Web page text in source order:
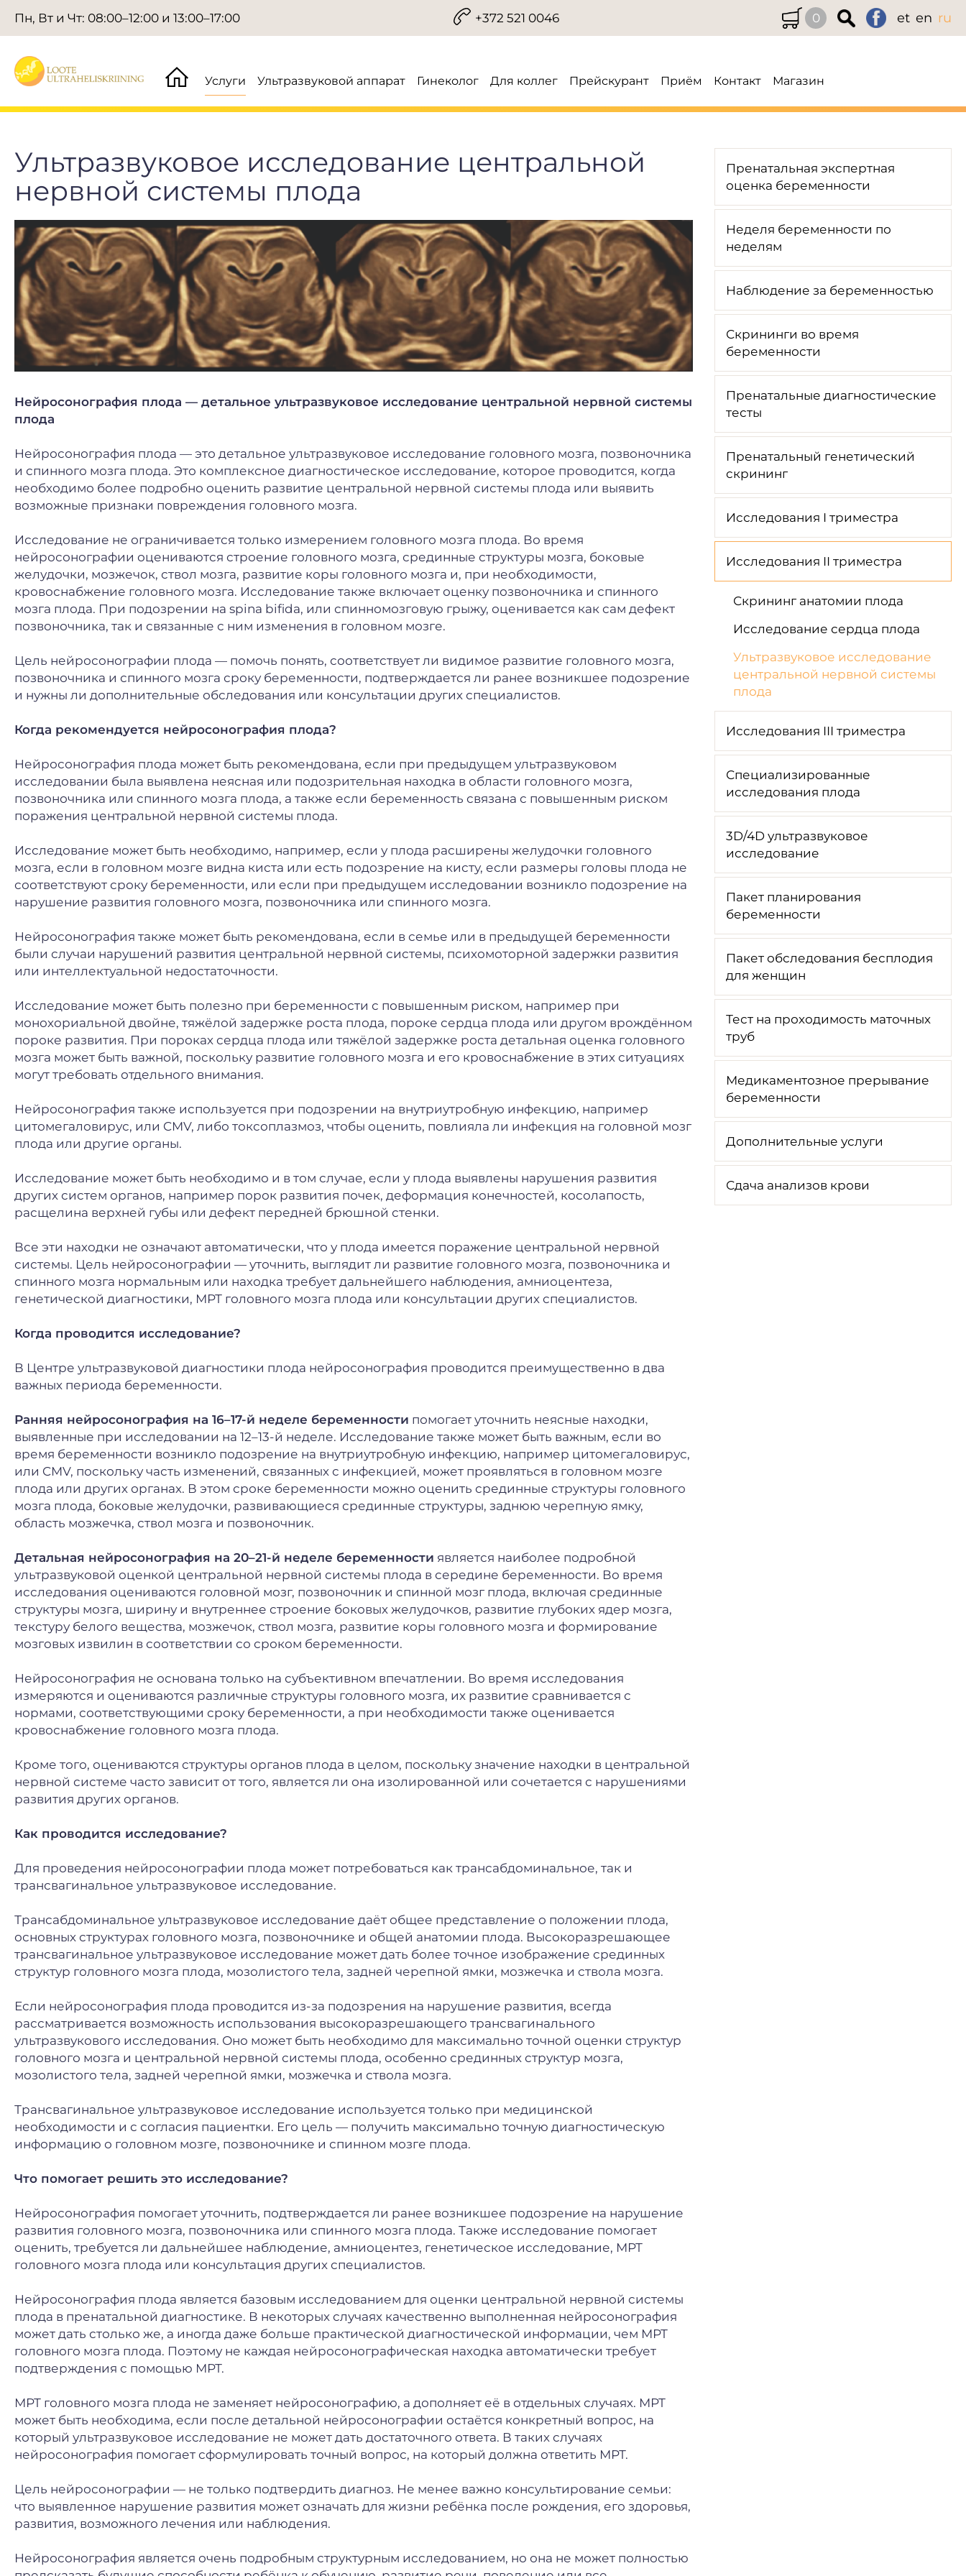
Пн, Вт и Чт: 08:00–12:00 и 13:00–17:00 +372 521 0046 0 et en ru
Услуги Ультразвуковой аппарат Гинеколог Для коллег Прейскурант Приём Контакт Магазин
Ультразвуковое исследование центральной
нервной системы плода
Нейросонография плода — детальное ультразвуковое исследование центральной нервной системы
плода
Нейросонография плода — это детальное ультразвуковое исследование головного мозга, позвоночника
и спинного мозга плода. Это комплексное диагностическое исследование, которое проводится, когда
необходимо более подробно оценить развитие центральной нервной системы плода или выявить
возможные признаки повреждения головного мозга.
Исследование не ограничивается только измерением головного мозга плода. Во время
нейросонографии оцениваются строение головного мозга, срединные структуры мозга, боковые
желудочки, мозжечок, ствол мозга, развитие коры головного мозга и, при необходимости,
кровоснабжение головного мозга. Исследование также включает оценку позвоночника и спинного
мозга плода. При подозрении на spina bifida, или спинномозговую грыжу, оценивается как сам дефект
позвоночника, так и связанные с ним изменения в головном мозге.
Цель нейросонографии плода — помочь понять, соответствует ли видимое развитие головного мозга,
позвоночника и спинного мозга сроку беременности, подтверждается ли ранее возникшее подозрение
и нужны ли дополнительные обследования или консультации других специалистов.
Когда рекомендуется нейросонография плода?
Нейросонография плода может быть рекомендована, если при предыдущем ультразвуковом
исследовании была выявлена неясная или подозрительная находка в области головного мозга,
позвоночника или спинного мозга плода, а также если беременность связана с повышенным риском
поражения центральной нервной системы плода.
Исследование может быть необходимо, например, если у плода расширены желудочки головного
мозга, если в головном мозге видна киста или есть подозрение на кисту, если размеры головы плода не
соответствуют сроку беременности, или если при предыдущем исследовании возникло подозрение на
нарушение развития головного мозга, позвоночника или спинного мозга.
Нейросонография также может быть рекомендована, если в семье или в предыдущей беременности
были случаи нарушений развития центральной нервной системы, психомоторной задержки развития
или интеллектуальной недостаточности.
Исследование может быть полезно при беременности с повышенным риском, например при
монохориальной двойне, тяжёлой задержке роста плода, пороке сердца плода или другом врождённом
пороке развития. При пороках сердца плода или тяжёлой задержке роста детальная оценка головного
мозга может быть важной, поскольку развитие головного мозга и его кровоснабжение в этих ситуациях
могут требовать отдельного внимания.
Нейросонография также используется при подозрении на внутриутробную инфекцию, например
цитомегаловирус, или CMV, либо токсоплазмоз, чтобы оценить, повлияла ли инфекция на головной мозг
плода или другие органы.
Исследование может быть необходимо и в том случае, если у плода выявлены нарушения развития
других систем органов, например порок развития почек, деформация конечностей, косолапость,
расщелина верхней губы или дефект передней брюшной стенки.
Все эти находки не означают автоматически, что у плода имеется поражение центральной нервной
системы. Цель нейросонографии — уточнить, выглядит ли развитие головного мозга, позвоночника и
спинного мозга нормальным или находка требует дальнейшего наблюдения, амниоцентеза,
генетической диагностики, МРТ головного мозга плода или консультации других специалистов.
Когда проводится исследование?
В Центре ультразвуковой диагностики плода нейросонография проводится преимущественно в два
важных периода беременности.
Ранняя нейросонография на 16–17-й неделе беременности помогает уточнить неясные находки,
выявленные при исследовании на 12–13-й неделе. Исследование также может быть важным, если во
время беременности возникло подозрение на внутриутробную инфекцию, например цитомегаловирус,
или CMV, поскольку часть изменений, связанных с инфекцией, может проявляться в головном мозге
плода или других органах. В этом сроке беременности можно оценить срединные структуры головного
мозга плода, боковые желудочки, развивающиеся срединные структуры, заднюю черепную ямку,
область мозжечка, ствол мозга и позвоночник.
Детальная нейросонография на 20–21-й неделе беременности является наиболее подробной
ультразвуковой оценкой центральной нервной системы плода в середине беременности. Во время
исследования оцениваются головной мозг, позвоночник и спинной мозг плода, включая срединные
структуры мозга, ширину и внутреннее строение боковых желудочков, развитие глубоких ядер мозга,
текстуру белого вещества, мозжечок, ствол мозга, развитие коры головного мозга и формирование
мозговых извилин в соответствии со сроком беременности.
Нейросонография не основана только на субъективном впечатлении. Во время исследования
измеряются и оцениваются различные структуры головного мозга, их развитие сравнивается с
нормами, соответствующими сроку беременности, а при необходимости также оценивается
кровоснабжение головного мозга плода.
Кроме того, оцениваются структуры органов плода в целом, поскольку значение находки в центральной
нервной системе часто зависит от того, является ли она изолированной или сочетается с нарушениями
развития других органов.
Как проводится исследование?
Для проведения нейросонографии плода может потребоваться как трансабдоминальное, так и
трансвагинальное ультразвуковое исследование.
Трансабдоминальное ультразвуковое исследование даёт общее представление о положении плода,
основных структурах головного мозга, позвоночнике и общей анатомии плода. Высокоразрешающее
трансвагинальное ультразвуковое исследование может дать более точное изображение срединных
структур головного мозга плода, мозолистого тела, задней черепной ямки, мозжечка и ствола мозга.
Если нейросонография плода проводится из-за подозрения на нарушение развития, всегда
рассматривается возможность использования высокоразрешающего трансвагинального
ультразвукового исследования. Оно может быть необходимо для максимально точной оценки структур
головного мозга и центральной нервной системы плода, особенно срединных структур мозга,
мозолистого тела, задней черепной ямки, мозжечка и ствола мозга.
Трансвагинальное ультразвуковое исследование используется только при медицинской
необходимости и с согласия пациентки. Его цель — получить максимально точную диагностическую
информацию о головном мозге, позвоночнике и спинном мозге плода.
Что помогает решить это исследование?
Нейросонография помогает уточнить, подтверждается ли ранее возникшее подозрение на нарушение
развития головного мозга, позвоночника или спинного мозга плода. Также исследование помогает
оценить, требуется ли дальнейшее наблюдение, амниоцентез, генетическое исследование, МРТ
головного мозга плода или консультация других специалистов.
Нейросонография плода является базовым исследованием для оценки центральной нервной системы
плода в пренатальной диагностике. В некоторых случаях качественно выполненная нейросонография
может дать столько же, а иногда даже больше практической диагностической информации, чем МРТ
головного мозга плода. Поэтому не каждая нейросонографическая находка автоматически требует
подтверждения с помощью МРТ.
МРТ головного мозга плода не заменяет нейросонографию, а дополняет её в отдельных случаях. МРТ
может быть необходима, если после детальной нейросонографии остаётся конкретный вопрос, на
который ультразвуковое исследование не может дать достаточного ответа. В таких случаях
нейросонография помогает сформулировать точный вопрос, на который должна ответить МРТ.
Цель нейросонографии — не только подтвердить диагноз. Не менее важно консультирование семьи:
что выявленное нарушение развития может означать для жизни ребёнка после рождения, его здоровья,
развития, возможного лечения или наблюдения.
Нейросонография является очень подробным структурным исследованием, но она не может полностью
Пренатальная экспертная
оценка беременности
Неделя беременности по
неделям
Наблюдение за беременностью
Скрининги во время
беременности
Пренатальные диагностические
тесты
Пренатальный генетический
скрининг
Исследования I триместра
Исследования II триместра
Скрининг анатомии плода
Исследование сердца плода
Ультразвуковое исследование
центральной нервной системы
плода
Исследования III триместра
Специализированные
исследования плода
3D/4D ультразвуковое
исследование
Пакет планирования
беременности
Пакет обследования бесплодия
для женщин
Тест на проходимость маточных
труб
Медикаментозное прерывание
беременности
Дополнительные услуги
Сдача анализов крови